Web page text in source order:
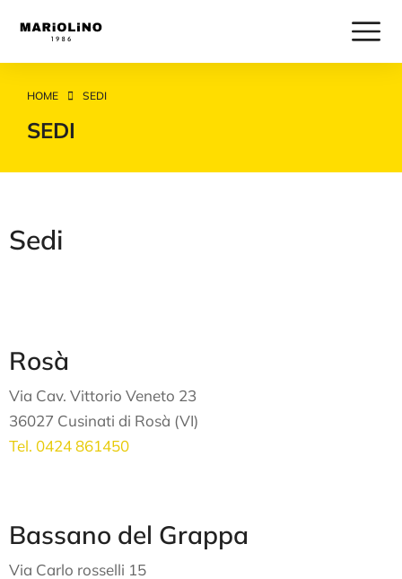
Tu sei qui:
HOME SEDI
SEDI
Sedi
Rosà
Via Cav. Vittorio Veneto 23
36027 Cusinati di Rosà (VI)
Tel. 0424 861450
Bassano del Grappa
Via Carlo rosselli 15